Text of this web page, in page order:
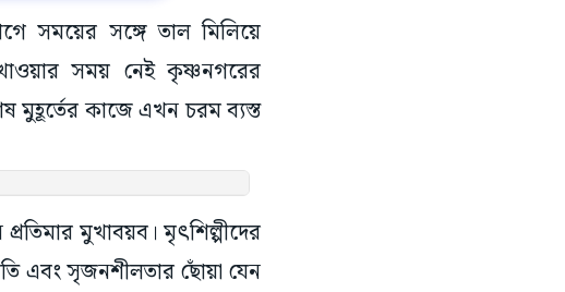
সময়ের সঙ্গে তাল মিলিয়ে
খাওয়ার সময় নেই কৃষ্ণনগরের
মুহূর্তের কাজে এখন চরম ব্যস্ত
মুখাবয়ব। মৃৎশিল্পীদের
এবং সৃজনশীলতার ছোঁয়া যেন